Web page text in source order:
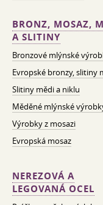
BRONZ, MOSAZ,
A SLITINY
Bronzové mlýnské
Evropské bronzy, slitiny
Slitiny mědi a niklu
Měděné mlýnské
Výrobky z mosazi
Evropská mosaz
NEREZOVÁ A
LEGOVANÁ OCEL